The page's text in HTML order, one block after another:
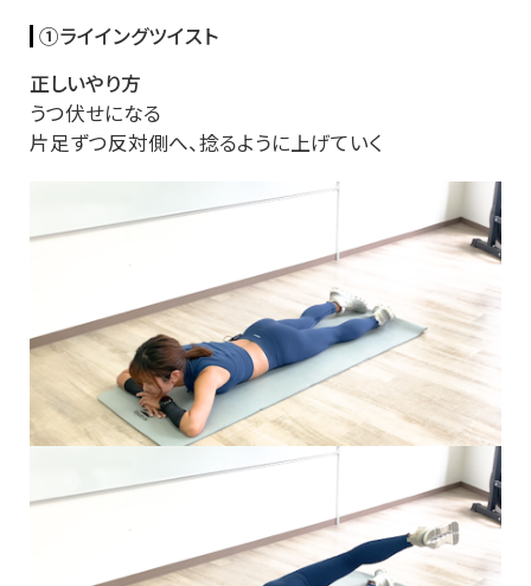
①ライイングツイスト
正しいやり方
うつ伏せになる
片足ずつ反対側へ、捻るように上げていく